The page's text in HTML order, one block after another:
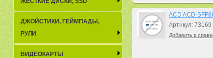
ACD ACD-
Артикул: 73169
Добавить к
ДЖОЙСТИКИ, ГЕЙМПАДЫ,
РУЛИ
ВИДЕОКАРТЫ